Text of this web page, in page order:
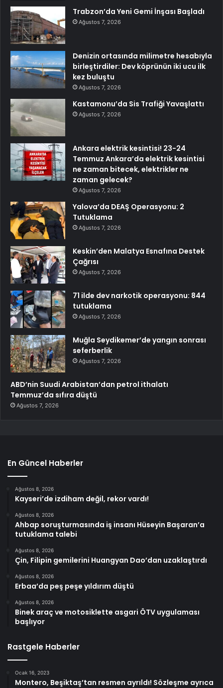
Trabzon’da Yeni Gemi İnşası Başladı
Ağustos 7, 2026
Denizin ortasında milimetre hesabıyla
birleştirdiler: Dev köprünün iki ucu ilk
kez buluştu
Ağustos 7, 2026
Kastamonu’da Sis Trafiği Yavaşlattı
Ağustos 7, 2026
Ankara elektrik kesintisi! 23-24
Temmuz Ankara’da elektrik kesintisi
ne zaman bitecek, elektrikler ne
zaman gelecek?
Ağustos 7, 2026
Yalova’da DEAŞ Operasyonu: 2
Tutuklama
Ağustos 7, 2026
Keskin’den Malatya Esnafına Destek
Çağrısı
Ağustos 7, 2026
71 ilde dev narkotik operasyonu: 844
tutuklama
Ağustos 7, 2026
Muğla Seydikemer’de yangın sonrası
seferberlik
Ağustos 7, 2026
ABD’nin Suudi Arabistan’dan petrol ithalatı
Temmuz’da sıfıra düştü
Ağustos 7, 2026
En Güncel Haberler
Ağustos 8, 2026
Kayseri’de izdiham değil, rekor vardı!
Ağustos 8, 2026
Ahbap soruşturmasında iş insanı Hüseyin Başaran’a
tutuklama talebi
Ağustos 8, 2026
Çin, Filipin gemilerini Huangyan Dao’dan uzaklaştırdı
Ağustos 8, 2026
Erbaa’da peş peşe yıldırım düştü
Ağustos 8, 2026
Binek araç ve motosiklette asgari ÖTV uygulaması
başlıyor
Rastgele Haberler
Ocak 16, 2023
Montero, Beşiktaş’tan resmen ayrıldı! Sözleşme ayrıca